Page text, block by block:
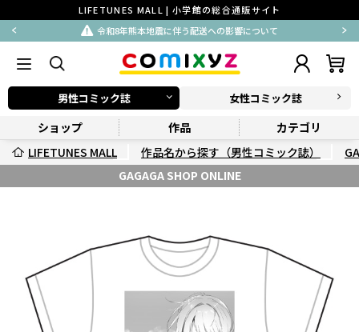
LIFETUNES MALL | 小学館の総合通販サイト
令和8年熊本地震に伴う配送への影響について
男性コミック誌 女性コミック誌
ショップ 作品
カテゴリ
LIFETUNES MALL
作品名から探す（男性コミック誌）
GAGAGA SHOP ONLINE